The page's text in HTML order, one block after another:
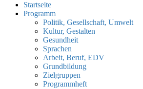
Startseite
Programm
Politik, Gesellschaft, Umwelt
Kultur, Gestalten
Gesundheit
Sprachen
Arbeit, Beruf, EDV
Grundbildung
Zielgruppen
Programmheft